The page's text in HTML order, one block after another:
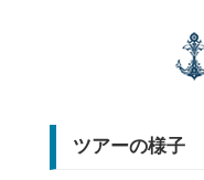
ツアーの様子